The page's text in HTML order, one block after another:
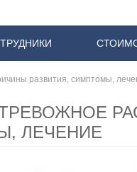
развития, симптомы,
ЛЕЧЕНИЕ